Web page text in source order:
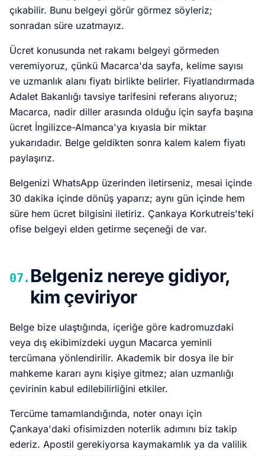
çıkabilir. Bunu belgeyi görür görmez söyleriz;
sonradan süre uzatmayız.
Ücret konusunda net rakamı belgeyi görmeden
veremiyoruz, çünkü Macarca'da sayfa, kelime sayısı
ve uzmanlık alanı fiyatı birlikte belirler. Fiyatlandırmada
Adalet Bakanlığı tavsiye tarifesini referans alıyoruz;
Macarca, nadir diller arasında olduğu için sayfa başına
ücret İngilizce-Almanca'ya kıyasla bir miktar
yukarıdadır. Belge geldikten sonra kalem kalem fiyatı
paylaşırız.
Belgenizi WhatsApp üzerinden iletirseniz, mesai içinde
30 dakika içinde dönüş yaparız; aynı gün içinde hem
süre hem ücret bilgisini iletiriz. Çankaya Korkutreis'teki
ofise belgeyi elden getirme seçeneği de var.
07. Belgeniz nereye gidiyor,
kim çeviriyor
Belge bize ulaştığında, içeriğe göre kadromuzdaki
veya dış ekibimizdeki uygun Macarca yeminli
tercümana yönlendirilir. Akademik bir dosya ile bir
mahkeme kararı aynı kişiye gitmez; alan uzmanlığı
çevirinin kabul edilebilirliğini etkiler.
Tercüme tamamlandığında, noter onayı için
Çankaya'daki ofisimizden noterlik adımını biz takip
ederiz. Apostil gerekiyorsa kaymakamlık ya da valilik